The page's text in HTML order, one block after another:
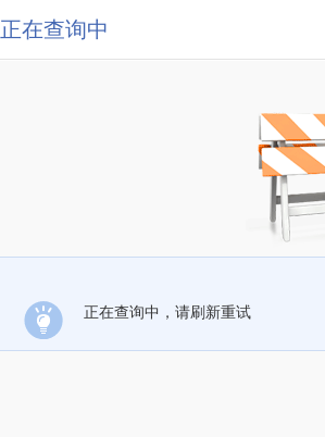
正在查询中
正在查询中，请刷新重试